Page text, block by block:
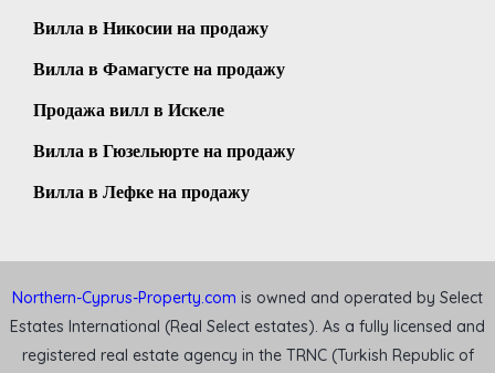
Вилла в Никосии на продажу
Вилла в Фамагусте на продажу
Продажа вилл в Искеле
Вилла в Гюзельюрте на продажу
Вилла в Лефке на продажу
Northern-Cyprus-Property.com is owned and operated by Select
Estates International (Real Select estates). As a fully licensed and
registered real estate agency in the TRNC (Turkish Republic of